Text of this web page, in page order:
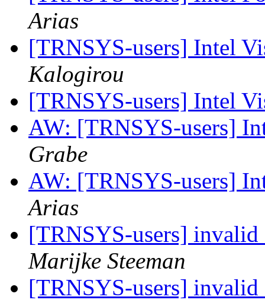
Arias
[TRNSYS-users] Intel
Kalogirou
[TRNSYS-users] Intel
AW: [TRNSYS-users]
Grabe
AW: [TRNSYS-users]
Arias
[TRNSYS-users]
Marijke Steeman
[TRNSYS-users]